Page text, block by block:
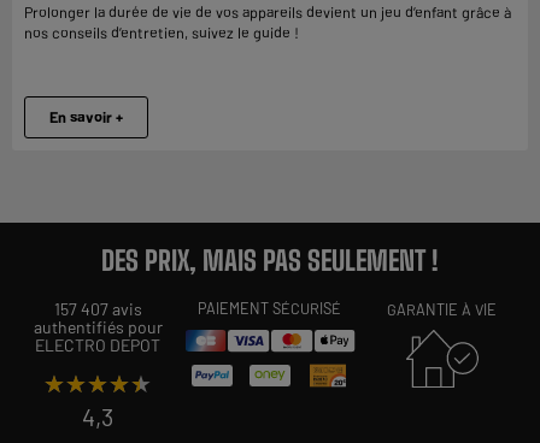
Prolonger la durée de vie de vos appareils devient un jeu d’enfant grâce à
nos conseils d’entretien, suivez le guide !
En savoir +
DES PRIX, MAIS PAS SEULEMENT !
157 407 avis
authentifiés pour
ELECTRO DEPOT
★★★★★
★★★★★
4,3
PAIEMENT SÉCURISÉ GARANTIE À VIE